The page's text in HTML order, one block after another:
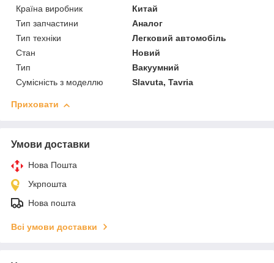
Країна виробник
Китай
Тип запчастини
Аналог
Тип техніки
Легковий автомобіль
Стан
Новий
Тип
Вакуумний
Сумісність з моделлю
Slavuta, Tavria
Приховати
Умови доставки
Нова Пошта
Укрпошта
Нова пошта
Всі умови доставки